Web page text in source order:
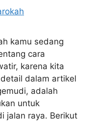
kamu sedang
cara
karena kita
dalam artikel
adalah
untuk
jalan raya. Berikut